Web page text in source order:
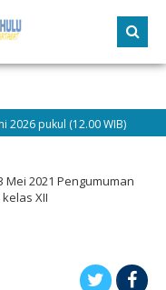
pukul (12.00 WIB)
Mei 2021 Pengumuman
XII